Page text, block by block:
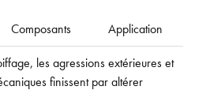
Composants Application
les agressions extérieures et
finissent par altérer